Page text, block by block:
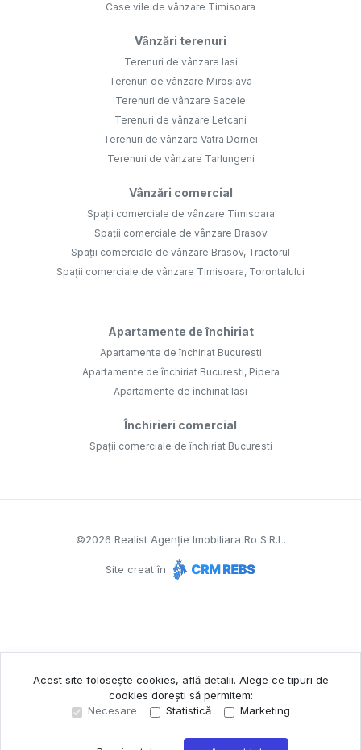
Case vile de vânzare Timisoara
Vânzări terenuri
Terenuri de vânzare Iasi
Terenuri de vânzare Miroslava
Terenuri de vânzare Sacele
Terenuri de vânzare Letcani
Terenuri de vânzare Vatra Dornei
Terenuri de vânzare Tarlungeni
Vânzări comercial
Spații comerciale de vânzare Timisoara
Spații comerciale de vânzare Brasov
Spații comerciale de vânzare Brasov, Tractorul
Spații comerciale de vânzare Timisoara, Torontalului
Apartamente de închiriat
Apartamente de închiriat Bucuresti
Apartamente de închiriat Bucuresti, Pipera
Apartamente de închiriat Iasi
Închirieri comercial
Spații comerciale de închiriat Bucuresti
©2026 Realist Agenție Imobiliara Ro S.R.L.
Site creat în
Acest site folosește cookies, află detalii. Alege ce tipuri de
cookies dorești să permitem:
Necesare
Statistică Marketing